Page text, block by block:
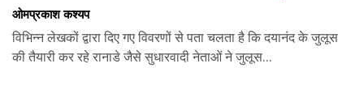
ओमप्रकाश कश्यप
विभिन्न लेखकों द्वारा दिए गए विवरणों से पता चलता है कि दयानंद के जुलूस
की तैयारी कर रहे रानाडे जैसे सुधारवादी नेताओं ने जुलूस...